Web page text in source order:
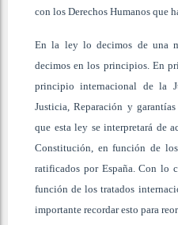
con los Derechos Humanos que
En la ley lo decimos de una
decimos en los principios. En
principio internacional de la
Justicia, Reparación y
que esta ley se interpretará de
Constitución, en función de
ratificados por España. Con lo
función de los tratados
importante recordar esto para